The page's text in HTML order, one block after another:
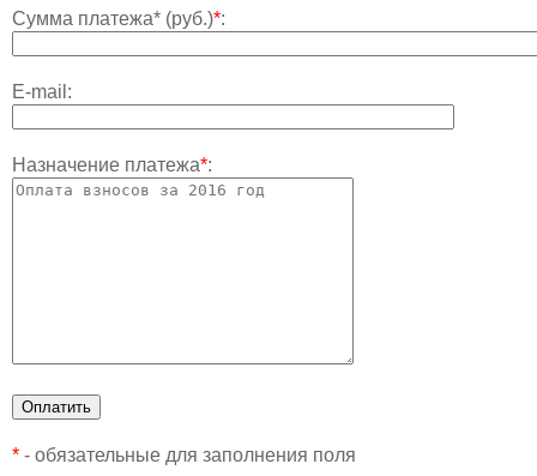
Сумма платежа* (руб.)*:
E-mail:
Назначение платежа*:
* - обязательные для заполнения поля